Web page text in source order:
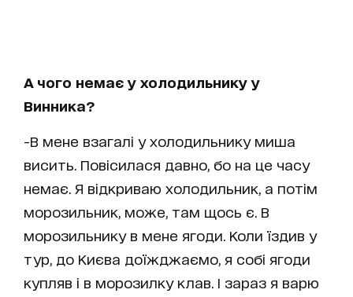
А чого немає у холодильнику у
Винника?
-В мене взагалі у холодильнику миша
висить. Повісилася давно, бо на це часу
немає. Я відкриваю холодильник, а потім
морозильник, може, там щось є. В
морозильнику в мене ягоди. Коли їздив у
тур, до Києва доїжджаємо, я собі ягоди
купляв і в морозилку клав. І зараз я варю